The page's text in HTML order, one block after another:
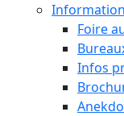
Foire
Infos